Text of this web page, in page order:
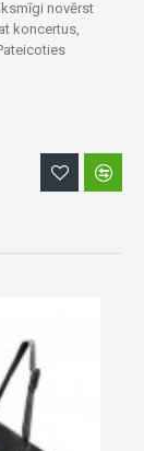
novērst
koncertus,